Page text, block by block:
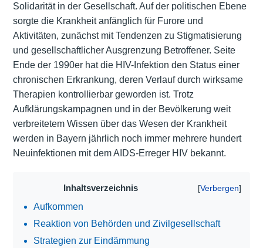
Solidarität in der Gesellschaft. Auf der politischen Ebene
sorgte die Krankheit anfänglich für Furore und
Aktivitäten, zunächst mit Tendenzen zu Stigmatisierung
und gesellschaftlicher Ausgrenzung Betroffener. Seite
Ende der 1990er hat die HIV-Infektion den Status einer
chronischen Erkrankung, deren Verlauf durch wirksame
Therapien kontrollierbar geworden ist. Trotz
Aufklärungskampagnen und in der Bevölkerung weit
verbreitetem Wissen über das Wesen der Krankheit
werden in Bayern jährlich noch immer mehrere hundert
Neuinfektionen mit dem AIDS-Erreger HIV bekannt.
Inhaltsverzeichnis
Aufkommen
Reaktion von Behörden und Zivilgesellschaft
Strategien zur Eindämmung